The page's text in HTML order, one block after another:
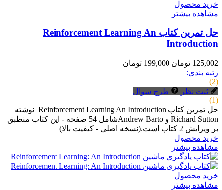
خرید محصول
مشاهده بیشتر
حل تمرین کتاب Reinforcement Learning An
Introduction
125,002 تومان
199,000 تومان
رتبه بندی:
(2)
ثبت نظر
طرح سوال
(1)
حل تمرین کتاب Reinforcement Learning An Introduction نوشته
Richard Sutton و Andrew Bartoشامل 54 صفحه - این کتاب منطبق
بر ویرایش 2 کتاب است.(نسخه اصلی - کیفیت بالا)
خرید محصول
مشاهده بیشتر
خرید محصول
مشاهده بیشتر